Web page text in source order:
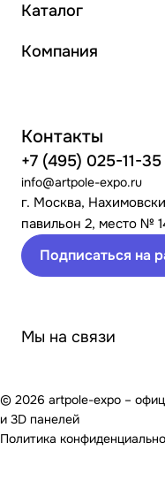
Каталог
Компания
Контакты
+7 (495) 025-11-35
info@artpole-expo.ru
г. Москва,
павильон 2, место №
Подписаться на
Мы на связи
© 2026 artpole-expo –
и 3D панелей
Политика